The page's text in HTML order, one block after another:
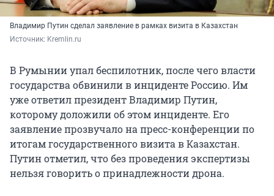
Владимир Путин сделал заявление в рамках визита в Казахстан
Источник: Kremlin.ru
В Румынии упал беспилотник, после чего власти
государства обвинили в инциденте Россию. Им
уже ответил президент Владимир Путин,
которому доложили об этом инциденте. Его
заявление прозвучало на пресс-конференции по
итогам государственного визита в Казахстан.
Путин отметил, что без проведения экспертизы
нельзя говорить о принадлежности дрона.